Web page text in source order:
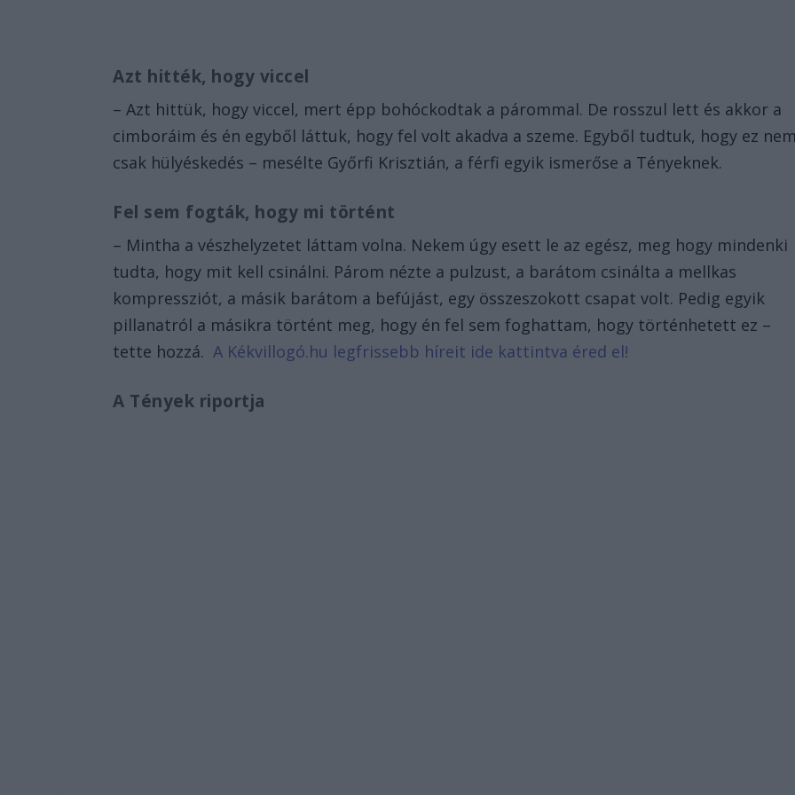
Azt hitték, hogy viccel
– Azt hittük, hogy viccel, mert épp bohóckodtak a párommal. De rosszul lett és akkor a
cimboráim és én egyből láttuk, hogy fel volt akadva a szeme. Egyből tudtuk, hogy ez
csak hülyéskedés – mesélte Győrfi Krisztián, a férfi egyik ismerőse a Tényeknek.
Fel sem fogták, hogy mi történt
– Mintha a vészhelyzetet láttam volna. Nekem úgy esett le az egész, meg hogy mindenki
tudta, hogy mit kell csinálni. Párom nézte a pulzust, a barátom csinálta a mellkas
kompressziót, a másik barátom a befújást, egy összeszokott csapat volt. Pedig egyik
pillanatról a másikra történt meg, hogy én fel sem foghattam, hogy történhetett ez –
tette hozzá.A Kékvillogó.hu legfrissebb híreit ide kattintva éred el!
A Tények riportja